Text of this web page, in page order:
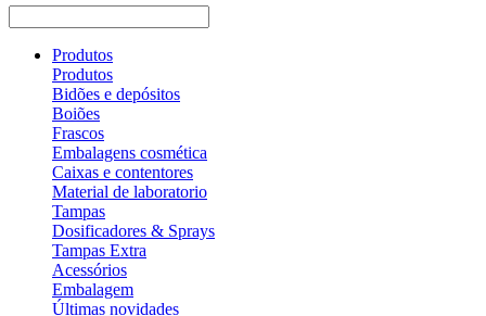
Produtos
Produtos
Bidões e depósitos
Boiões
Frascos
Embalagens cosmética
Caixas e contentores
Material de laboratorio
Tampas
Dosificadores & Sprays
Tampas Extra
Acessórios
Embalagem
Últimas novidades